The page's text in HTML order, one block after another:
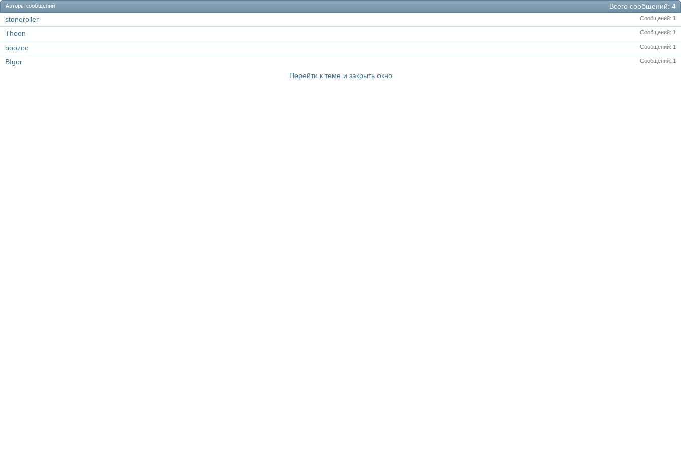
Всего сообщений 4
Авторы сообщений
Сообщений 1
stoneroller
Сообщений 1
Theon
Сообщений 1
boozoo
Сообщений 1
BIgor
Перейти к теме и закрыть окно